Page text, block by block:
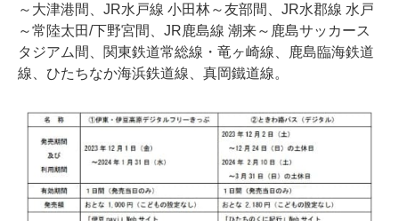
～大津港間、JR水戸線 小田林～友部間、JR水郡線 水戸
～常陸太田/下野宮間、JR鹿島線 潮来～鹿島サッカース
タジアム間、関東鉄道常総線・竜ヶ崎線、鹿島臨海鉄道
線、ひたちなか海浜鉄道線、真岡鐵道線。